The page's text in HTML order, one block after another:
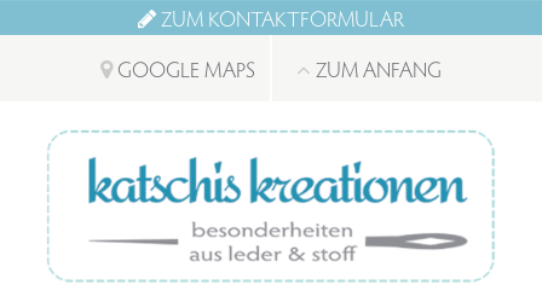
ZUM KONTAKTFORMULAR
GOOGLE MAPS
ZUM ANFANG